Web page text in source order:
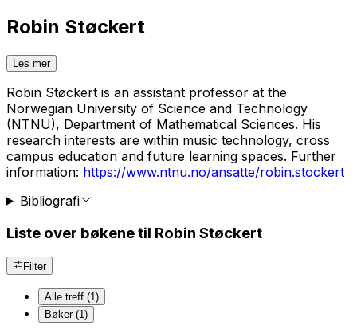
Robin Støckert
Les mer
Robin Støckert is an assistant professor at the
Norwegian University of Science and Technology
(NTNU), Department of Mathematical Sciences. His
research interests are within music technology, cross
campus education and future learning spaces. Further
information: https://www.ntnu.no/ansatte/robin.stockert
Bibliografi
Liste over bøkene til Robin Støckert
Filter
Alle treff (1)
Bøker (1)